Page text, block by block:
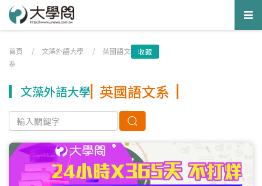
首頁 / 文藻外語大學 / 英國語文
系
收藏
文藻外語大學 英國語文系